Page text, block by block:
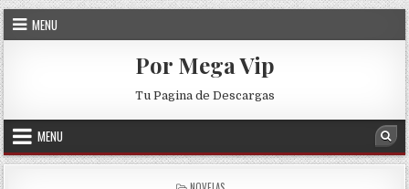
Skip to content
MENU
Por Mega Vip
Tu Pagina de Descargas
MENU